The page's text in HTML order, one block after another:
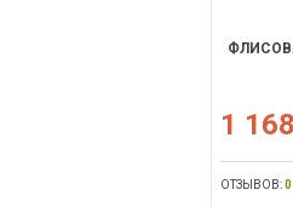
1 168
ОТЗЫВОВ:0